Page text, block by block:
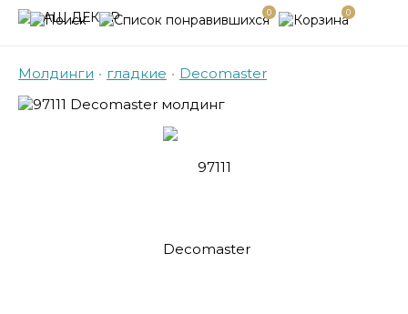
0 0
Молдинги • гладкие • Decomaster